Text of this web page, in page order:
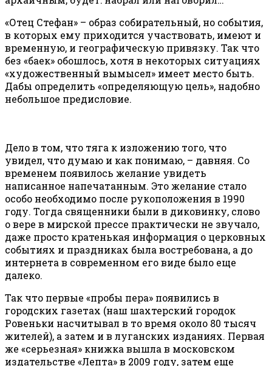
«Отец Стефан» – образ собирательный, но события,
в которых ему приходится участвовать, имеют и
временную, и географическую привязку. Так что
без «баек» обошлось, хотя в некоторых ситуациях
«художественный вымысел» имеет место быть.
Дабы определить «определяющую цель», надобно
небольшое предисловие.
Дело в том, что тяга к изложению того, что
увидел, что думаю и как понимаю, – давняя. Со
временем появилось желание увидеть
написанное напечатанным. Это желание стало
особо необходимо после рукоположения в 1990
году. Тогда священники были в диковинку, слово
о вере в мирской прессе практически не звучало,
даже просто кратенькая информация о церковных
событиях и праздниках была востребована, а до
интернета в современном его виде было еще
далеко.
Так что первые «пробы пера» появились в
городских газетах (наш шахтерский городок
Ровеньки насчитывал в то время около 80 тысяч
жителей), а затем и в луганских изданиях. Первая
же «серьезная» книжка вышла в московском
издательстве «Лепта» в 2009 году, затем еще